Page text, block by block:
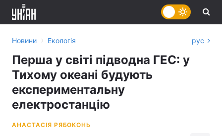
Новини › Екологія рус
Перша у світі підводна ГЕС: у
Тихому океані будують
експериментальну
електростанцію
АНАСТАСІЯ РЯБОКОНЬ